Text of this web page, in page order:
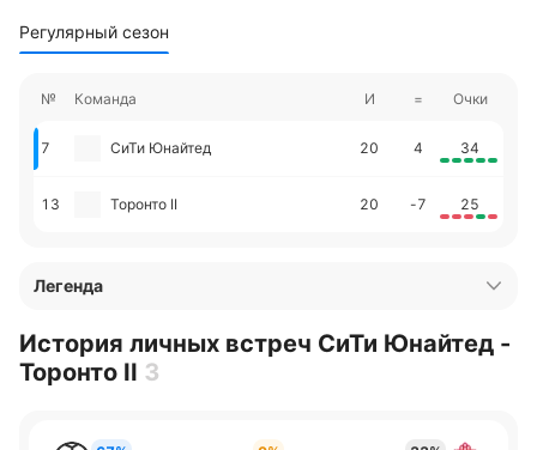
Регулярный сезон
№ Команда И = Очки
7 СиТи Юнайтед 20 4 34
13 Торонто II 20 -7 25
Легенда
История личных встреч СиТи Юнайтед -
Торонто II 3